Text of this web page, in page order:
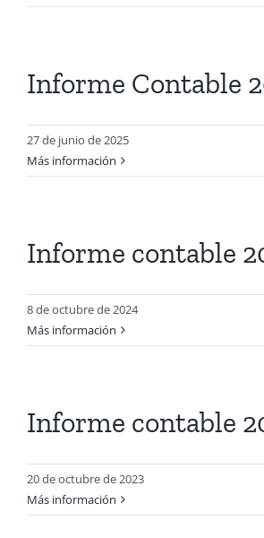
Informe Contable
27 de junio de 2025
Más información
Informe contable
8 de octubre de 2024
Más información
Informe contable
20 de octubre de 2023
Más información